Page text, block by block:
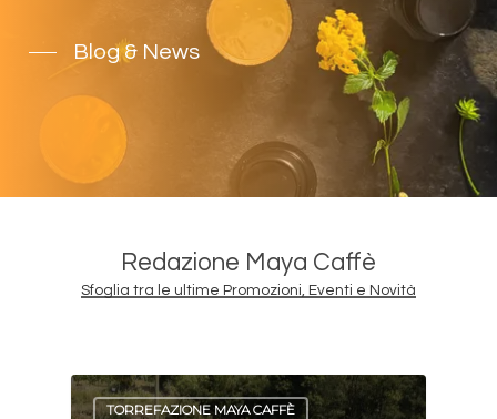
Blog & News
Redazione Maya Caffè
Sfoglia tra le ultime Promozioni, Eventi e Novità
TORREFAZIONE MAYA CAFFÈ